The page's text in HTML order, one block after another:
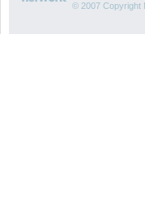
© 2007 Copyright